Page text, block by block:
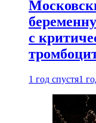
с
1 год спустя1